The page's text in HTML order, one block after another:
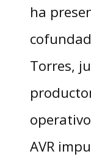
ha
Torres,
AVR